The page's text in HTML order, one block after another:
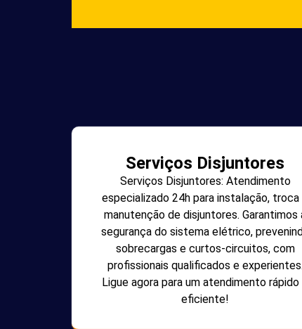
Serviços Disjuntores
Serviços Disjuntores: Atendimento
especializado 24h para instalação, troca
manutenção de disjuntores. Garantimos
segurança do sistema elétrico,
sobrecargas e curtos-circuitos, com
profissionais qualificados e experientes.
Ligue agora para um atendimento rápido
eficiente!